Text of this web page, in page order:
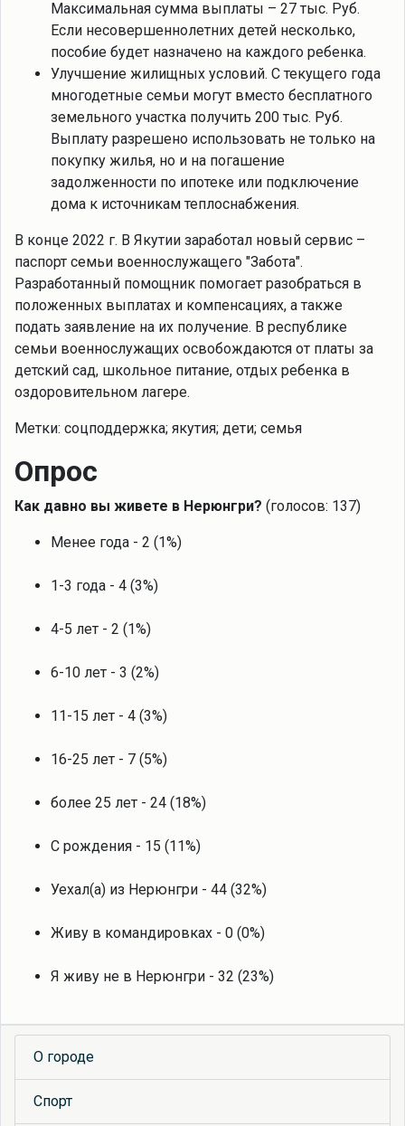
Максимальная сумма выплаты – 27 тыс. Руб.
Если несовершеннолетних детей несколько,
пособие будет назначено на каждого ребенка.
Улучшение жилищных условий. С текущего года
многодетные семьи могут вместо бесплатного
земельного участка получить 200 тыс. Руб.
Выплату разрешено использовать не только на
покупку жилья, но и на погашение
задолженности по ипотеке или подключение
дома к источникам теплоснабжения.
В конце 2022 г. В Якутии заработал новый сервис –
паспорт семьи военнослужащего "Забота".
Разработанный помощник помогает разобраться в
положенных выплатах и компенсациях, а также
подать заявление на их получение. В республике
семьи военнослужащих освобождаются от платы за
детский сад, школьное питание, отдых ребенка в
оздоровительном лагере.
Метки: соцподдержка; якутия; дети; семья
Опрос
Как давно вы живете в Нерюнгри? (голосов: 137)
Менее года - 2 (1%)
1-3 года - 4 (3%)
4-5 лет - 2 (1%)
6-10 лет - 3 (2%)
11-15 лет - 4 (3%)
16-25 лет - 7 (5%)
более 25 лет - 24 (18%)
С рождения - 15 (11%)
Уехал(а) из Нерюнгри - 44 (32%)
Живу в командировках - 0 (0%)
Я живу не в Нерюнгри - 32 (23%)
О городе
Спорт